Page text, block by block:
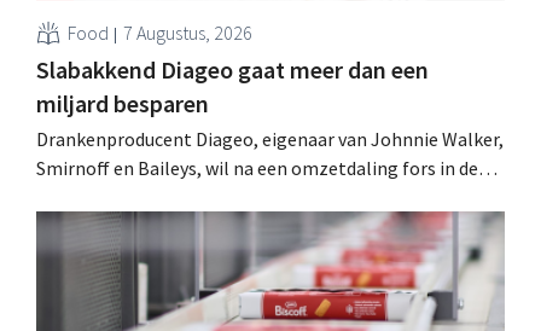
Food 7 Augustus, 2026
Slabakkend Diageo gaat meer dan een
miljard besparen
Drankenproducent Diageo, eigenaar van Johnnie Walker,
Smirnoff en Baileys, wil na een omzetdaling fors in de
andere Guiness en voorgemixte cocktails.